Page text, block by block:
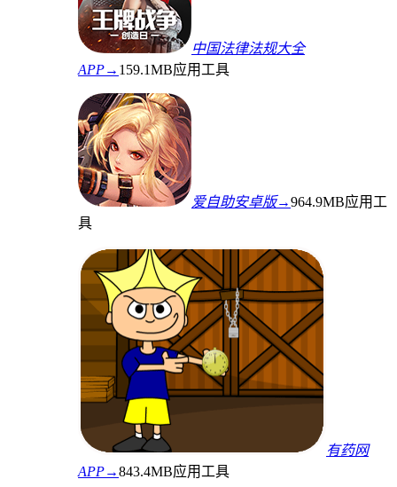
中国法律法规大全
APP→ 159.1MB应用工具
爱自助安卓版→964.9MB应用工
具
有药网
APP→843.4MB应用工具